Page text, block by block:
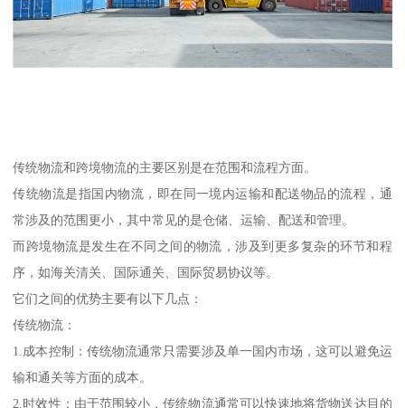
传统物流和跨境物流的主要区别是在范围和流程方面。
传统物流是指国内物流，即在同一境内运输和配送物品的流程，通
常涉及的范围更小，其中常见的是仓储、运输、配送和管理。
而跨境物流是发生在不同之间的物流，涉及到更多复杂的环节和程
序，如海关清关、国际通关、国际贸易协议等。
它们之间的优势主要有以下几点：
传统物流：
1.成本控制：传统物流通常只需要涉及单一国内市场，这可以避免运
输和通关等方面的成本。
2.时效性：由于范围较小，传统物流通常可以快速地将货物送达目的